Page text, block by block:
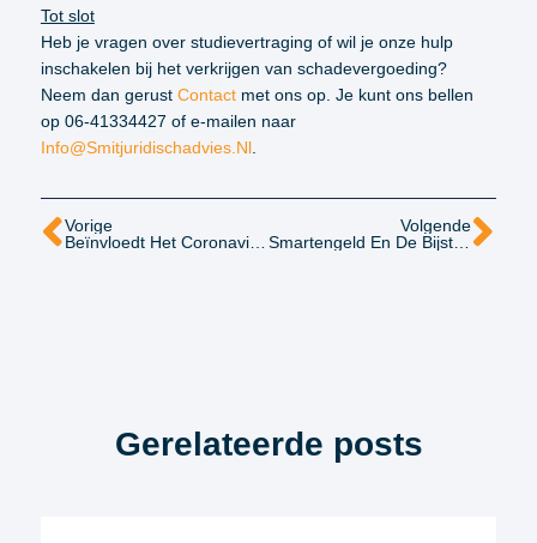
Tot slot
Heb je vragen over studievertraging of wil je onze hulp
inschakelen bij het verkrijgen van schadevergoeding?
Neem dan gerust Contactmet ons op. Je kunt ons bellen
op 06-41334427 of e-mailen naar
Info@smitjuridischadvies.nl.
Vorige
Beïnvloedt Het Coronavirus Mijn Letselschadezaak?
Volgende
Smartengeld En De Bijstand: Hoe Zit Dat?
Gerelateerde posts